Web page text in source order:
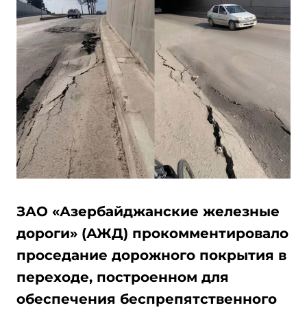
ЗАО «Азербайджанские железные
дороги» (АЖД) прокомментировало
проседание дорожного покрытия в
переходе, построенном для
обеспечения беспрепятственного